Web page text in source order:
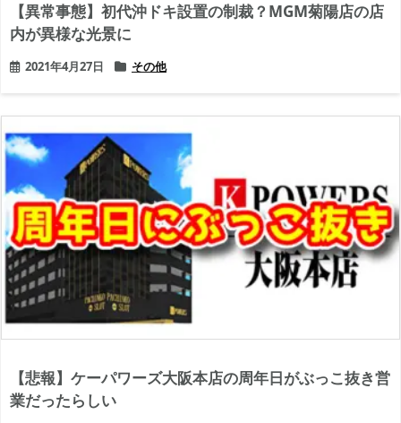
【異常事態】初代沖ドキ設置の制裁？MGM菊陽店の店
内が異様な光景に
2021年4月27日 その他
【悲報】ケーパワーズ大阪本店の周年日がぶっこ抜き営
業だったらしい